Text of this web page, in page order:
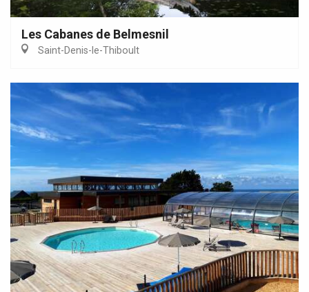
Les Cabanes de Belmesnil
Saint-Denis-le-Thiboult